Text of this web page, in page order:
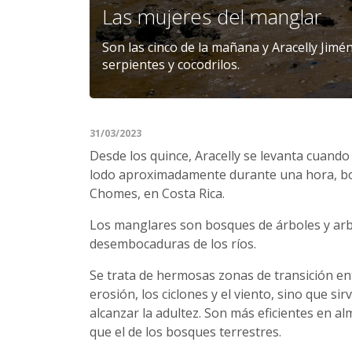
Las mujeres del manglar
Son las cinco de la mañana y Aracelly
serpientes y cocodrilos.
31/03/2023
Desde los quince, Aracelly se levanta
lodo aproximadamente durante una hora,
Chomes, en Costa Rica.
Los manglares son bosques de árboles y
desembocaduras de los ríos.
Se trata de hermosas zonas de transición
erosión, los ciclones y el viento, sino que
alcanzar la adultez. Son más eficientes en
que el de los bosques terrestres.